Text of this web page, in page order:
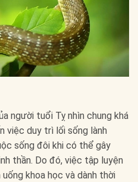
người tuổi Tỵ nhìn chung khá
việc duy trì lối sống lành
sống đôi khi có thể gây
thần. Do đó, việc tập luyện
khoa học và dành thời